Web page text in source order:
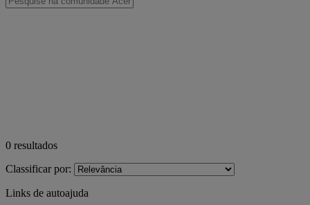
0 resultados
Classificar por:
Links de autoajuda